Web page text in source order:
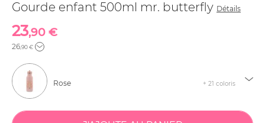
Gourde enfant 500ml mr. butterfly Détails
23,90 €
26,90 €
Rose + 21 coloris